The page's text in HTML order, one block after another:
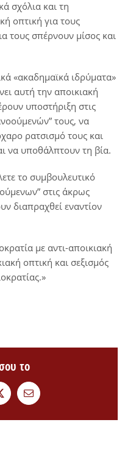
σχόλια και τη
οπτική για τους
τους σπέρνουν μίσος και
«ακαδημαϊκά ιδρύματα»
αυτή την αποικιακή
υποστήριξη στις
τους, να
ρατσισμό τους και
να υποθάλπτουν τη βία.
το συμβουλευτικό
στις άκρως
διαπραχθεί εναντίον
με αντι-αποικιακή
οπτική και σεξισμός
το
Email